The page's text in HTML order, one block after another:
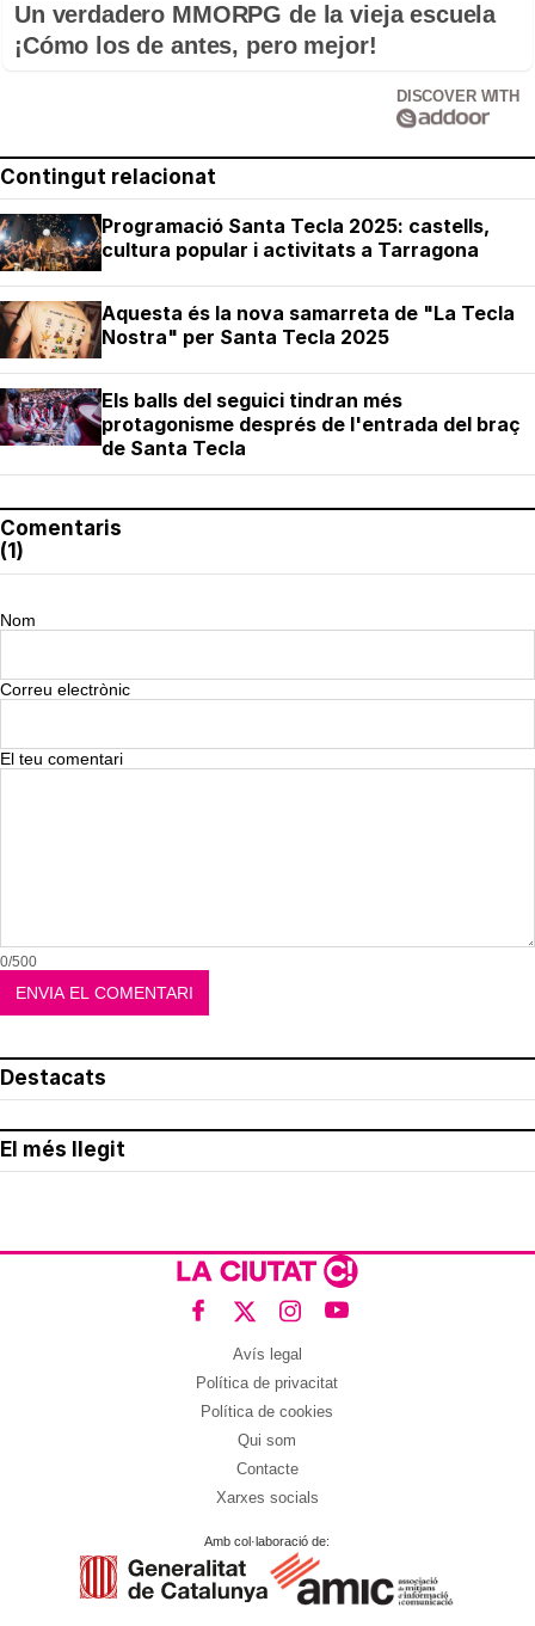
Un verdadero MMORPG de la vieja escuela
¡Cómo los de antes, pero mejor!
DISCOVER WITH
Contingut relacionat
Programació Santa Tecla 2025: castells,
cultura popular i activitats a Tarragona
Aquesta és la nova samarreta de "La Tecla
Nostra" per Santa Tecla 2025
Els balls del seguici tindran més
protagonisme després de l'entrada del braç
de Santa Tecla
Comentaris
(1)
Nom
Correu electrònic
El teu comentari
0/500
Destacats
El més llegit
Avís legal
Política de privacitat
Política de cookies
Qui som
Contacte
Xarxes socials
Amb col·laboració de: